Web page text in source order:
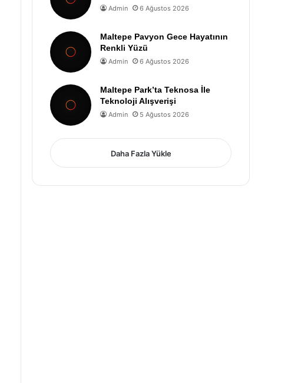
Admin 6 Ağustos 2026
Maltepe Pavyon Gece Hayatının
Renkli Yüzü
Admin 6 Ağustos 2026
Maltepe Park’ta Teknosa İle
Teknoloji Alışverişi
Admin 5 Ağustos 2026
Daha Fazla Yükle